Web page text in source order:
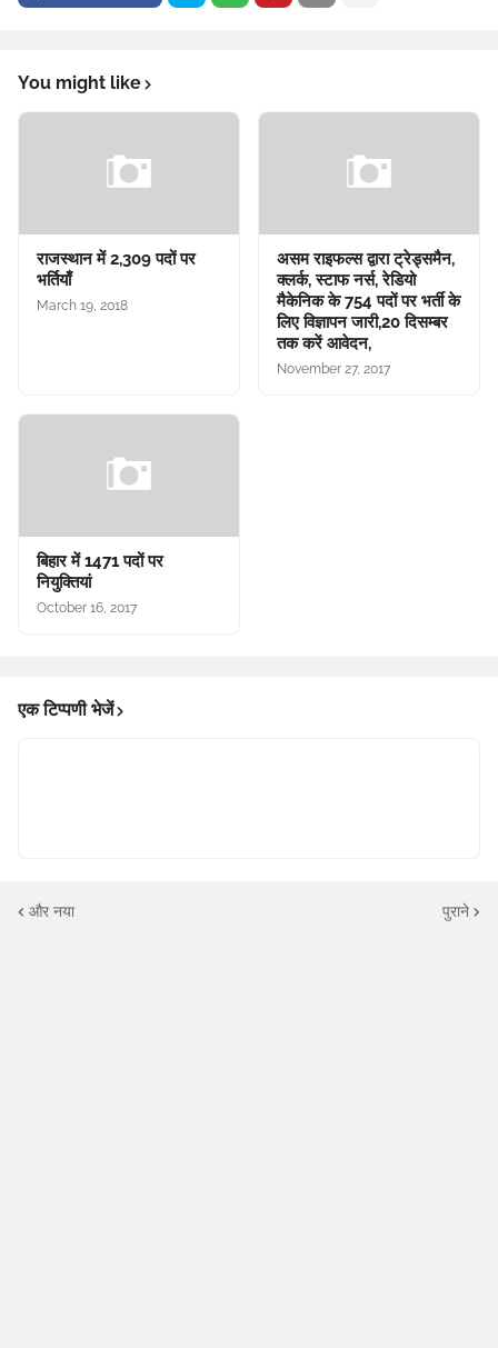
You might like
राजस्थान में 2,309 पदों पर
भर्तियाँ
March 19, 2018
असम राइफल्स द्वारा ट्रेड्समैन,
क्लर्क, स्टाफ नर्स, रेडियो
मैकेनिक के 754 पदों पर भर्ती के
लिए विज्ञापन जारी,20 दिसम्बर
तक करें आवेदन,
November 27, 2017
बिहार में 1471 पदों पर
नियुक्तियां
October 16, 2017
एक टिप्पणी भेजें
और नया पुराने